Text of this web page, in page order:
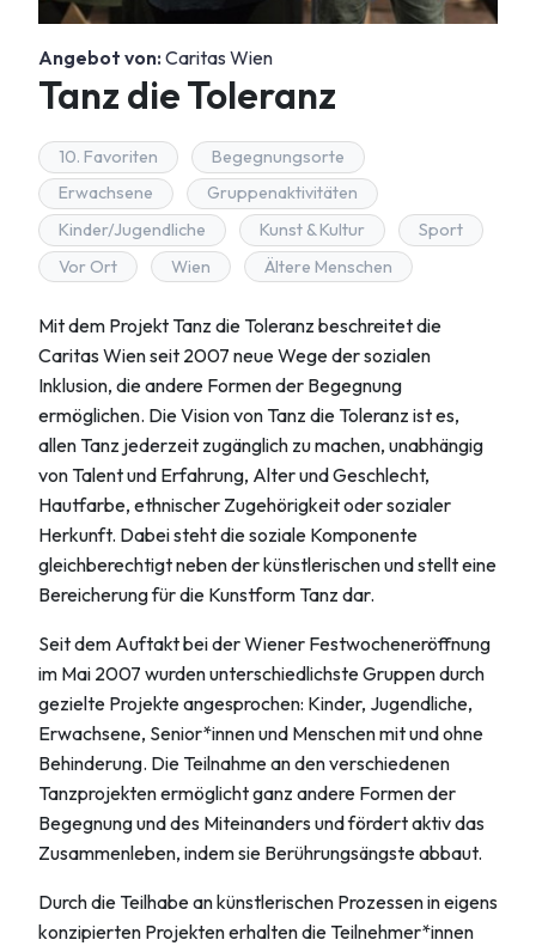
Angebot von: Caritas Wien
Tanz die Toleranz
10. Favoriten
Begegnungsorte
Erwachsene
Gruppenaktivitäten
Kinder/Jugendliche
Kunst & Kultur
Sport
Vor Ort
Wien Ältere Menschen
Mit dem Projekt Tanz die Toleranz beschreitet die
Caritas Wien seit 2007 neue Wege der sozialen
Inklusion, die andere Formen der Begegnung
ermöglichen. Die Vision von Tanz die Toleranz ist es,
allen Tanz jederzeit zugänglich zu machen, unabhängig
von Talent und Erfahrung, Alter und Geschlecht,
Hautfarbe, ethnischer Zugehörigkeit oder sozialer
Herkunft. Dabei steht die soziale Komponente
gleichberechtigt neben der künstlerischen und stellt eine
Bereicherung für die Kunstform Tanz dar.
Seit dem Auftakt bei der Wiener Festwocheneröffnung
im Mai 2007 wurden unterschiedlichste Gruppen durch
gezielte Projekte angesprochen: Kinder, Jugendliche,
Erwachsene, Senior*innen und Menschen mit und ohne
Behinderung. Die Teilnahme an den verschiedenen
Tanzprojekten ermöglicht ganz andere Formen der
Begegnung und des Miteinanders und fördert aktiv das
Zusammenleben, indem sie Berührungsängste abbaut.
Durch die Teilhabe an künstlerischen Prozessen in eigens
konzipierten Projekten erhalten die Teilnehmer*innen